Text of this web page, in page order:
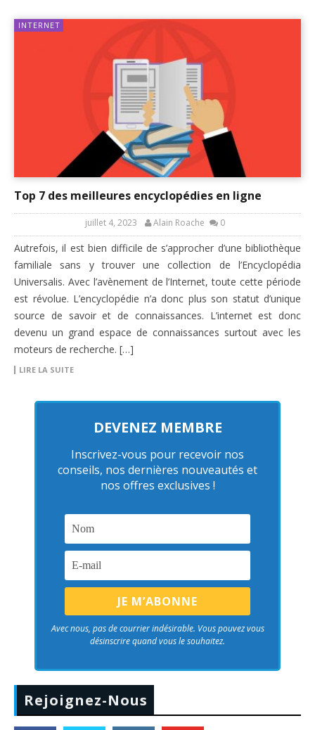
INTERNET
Top 7 des meilleures encyclopédies en ligne
juillet 4, 2023 Alain Roache 0
Autrefois, il est bien difficile de s’approcher d’une bibliothèque
familiale sans y trouver une collection de l’Encyclopédia
Universalis. Avec l’avènement de l’Internet, toute cette période
est révolue. L’encyclopédie n’a donc plus son statut d’unique
source de savoir et de connaissances. L’internet est donc
devenu un grand espace de connaissances surtout avec les
moteurs de recherche. […]
LIRE LA SUITE
DEVENEZ MEMBRE
Inscrivez-vous pour recevoir nos
conseils, nos dernières nouveautés et
nos offres exclusives !
Avec nous, pas de courrier indésirable. Vous pouvez vous
désinscrire quand vous le souhaitez.
Rejoignez-Nous